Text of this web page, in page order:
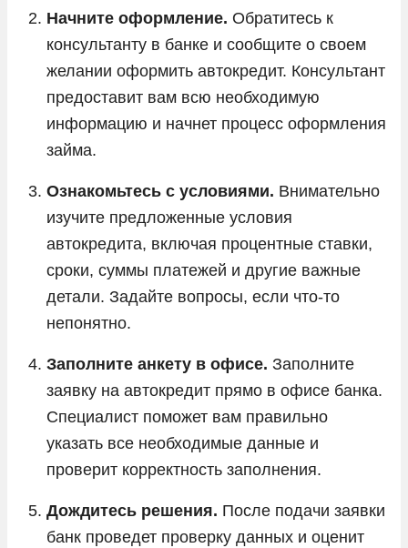
Начните оформление. Обратитесь к
консультанту в банке и сообщите о своем
желании оформить автокредит. Консультант
предоставит вам всю необходимую
информацию и начнет процесс оформления
займа.
Ознакомьтесь с условиями. Внимательно
изучите предложенные условия
автокредита, включая процентные ставки,
сроки, суммы платежей и другие важные
детали. Задайте вопросы, если что-то
непонятно.
Заполните анкету в офисе. Заполните
заявку на автокредит прямо в офисе банка.
Специалист поможет вам правильно
указать все необходимые данные и
проверит корректность заполнения.
Дождитесь решения. После подачи заявки
банк проведет проверку данных и оценит